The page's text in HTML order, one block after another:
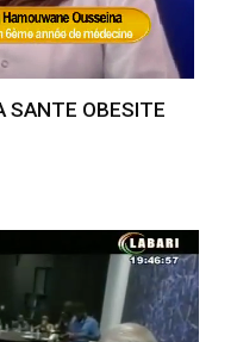
SANTE OBESITE